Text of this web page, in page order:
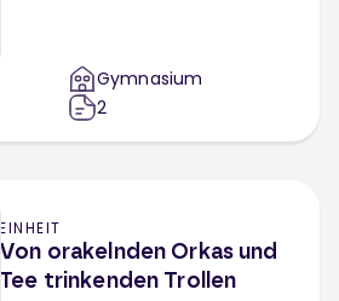
Gymnasium
2
EINHEIT
Von orakelnden Orkas und
Tee trinkenden Trollen